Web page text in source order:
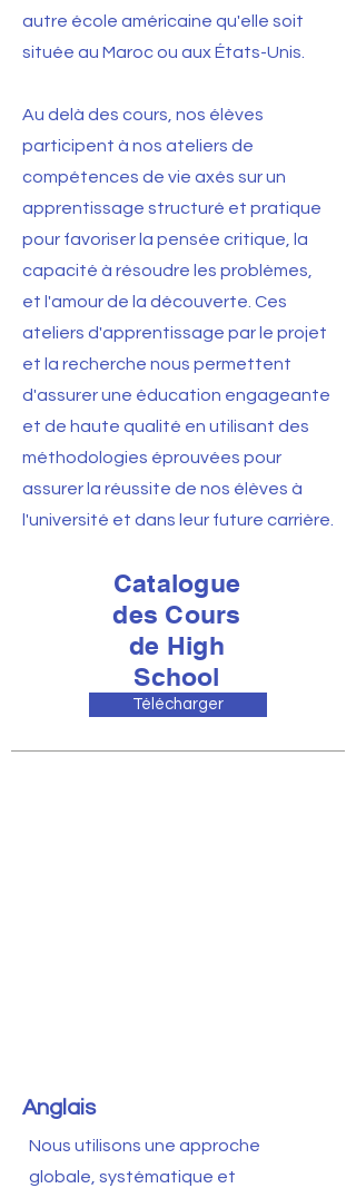
autre école américaine qu'elle soit
située au Maroc ou aux États-Unis.
Au delà des cours, nos élèves
participent à nos ateliers de
compétences de vie axés sur un
apprentissage structuré et pratique
pour favoriser la pensée critique, la
capacité à résoudre les problèmes,
et l'amour de la découverte. Ces
ateliers d'apprentissage par le projet
et la recherche nous permettent
d'assurer une éducation engageante
et de haute qualité en utilisant des
méthodologies éprouvées pour
assurer la réussite de nos élèves à
l'université et dans leur future carrière.
Catalogue
des Cours
de High
School
Télécharger
Anglais
Nous utilisons une approche
globale, systématique et